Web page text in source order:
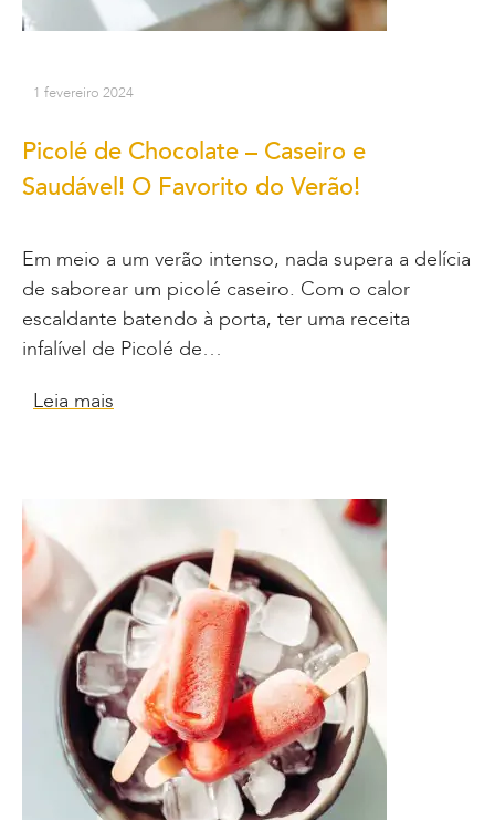
1 fevereiro 2024
Picolé de Chocolate – Caseiro e
Saudável! O Favorito do Verão!
Em meio a um verão intenso, nada supera a delícia
de saborear um picolé caseiro. Com o calor
escaldante batendo à porta, ter uma receita
infalível de Picolé de…
Leia mais